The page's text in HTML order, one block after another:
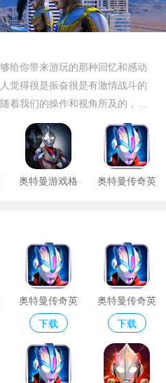
给你带来游玩的那种回忆和感动
觉得很是振奋很是有激情战斗的
着我们的操作和视角所及的，于
每一款都让人感动，这是玩的一
此咱就不多啰嗦了，直接带来奥
所带来的精彩内容都有哪些吧？
奥特曼游戏格 奥特曼传奇英
奥特曼传奇英
雄破解版3
下载
奥特曼传奇英
雄破解版最新
版
下载